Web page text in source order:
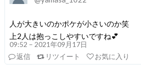
人が大きいのかポケが小さいのか笑
上2人は抱っこしやすいですね💕
09:52 – 2021年09月17日
返信
リツイート お気に入り